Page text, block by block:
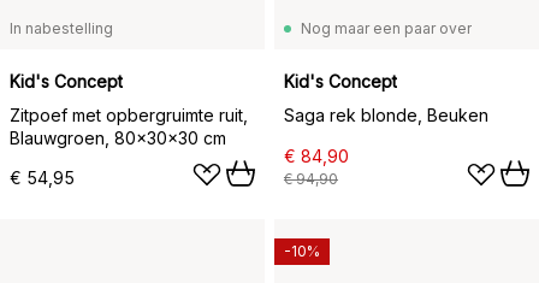
In nabestelling
Kid's Concept
Zitpoef met opbergruimte ruit,
Blauwgroen, 80x30x30 cm
€ 54,95
Nog maar een paar over
Kid's Concept
Saga rek blonde, Beuken
€ 84,90
€ 94,90
-10%